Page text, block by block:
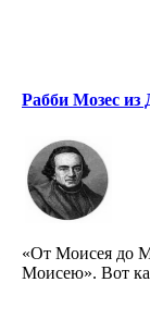
Рабби Мозес из
«От Моисея до
Моисею». Вот